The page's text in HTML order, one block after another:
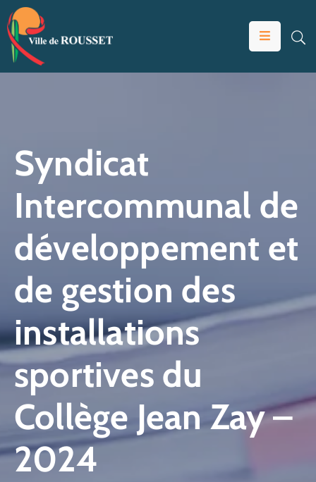
VOTRE
ÉDUCATION
ET
JEUNESSE
SOLIDARITÉS
ÉCONOMIE
ANIMATION
CULTURE
SPORTS
Syndicat
Intercommunal de
développement et
de gestion des
installations
sportives du
Collège Jean Zay –
2024